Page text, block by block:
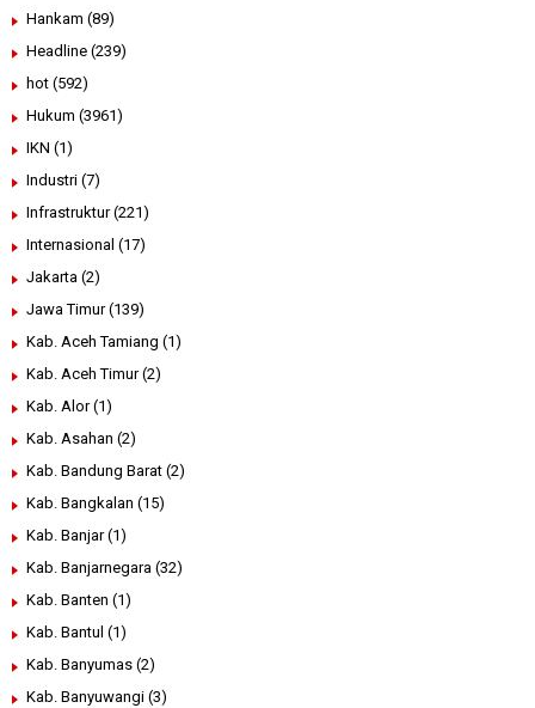
Hankam (89)
Headline (239)
hot (592)
Hukum (3961)
IKN (1)
Industri (7)
Infrastruktur (221)
Internasional (17)
Jakarta (2)
Jawa Timur (139)
Kab. Aceh Tamiang (1)
Kab. Aceh Timur (2)
Kab. Alor (1)
Kab. Asahan (2)
Kab. Bandung Barat (2)
Kab. Bangkalan (15)
Kab. Banjar (1)
Kab. Banjarnegara (32)
Kab. Banten (1)
Kab. Bantul (1)
Kab. Banyumas (2)
Kab. Banyuwangi (3)